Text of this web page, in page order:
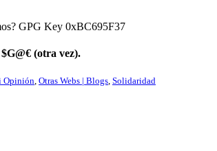
GPG Key 0xBC695F37
(otra vez).
Opinión, Otras Webs | Blogs, Solidaridad